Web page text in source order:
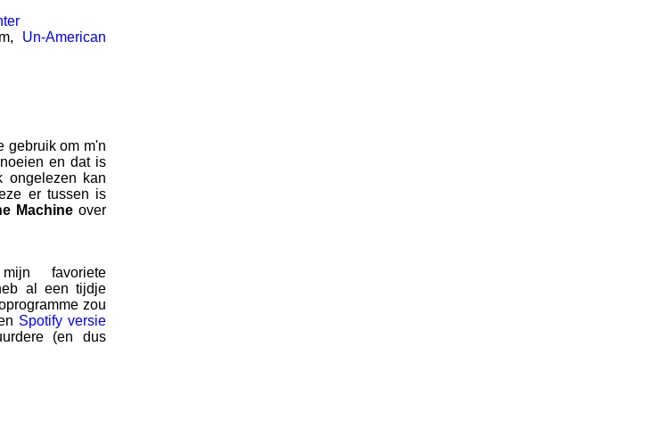
Un-American
gebruik om m'n
en dat is
ongelezen kan
er tussen is
Machineover
favoriete
al een tijdje
zou
Spotify versie
(en dus